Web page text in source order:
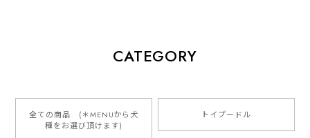
2026/01/16
とっても可愛くて、わんちゃんの名前や電話番号も分か
りやすくて最高です！ ありがとうございました❁⃘*.ﾟ
ご縁がありましたら、またよろしくお願いいたします。
CATEGORY
全ての商品 (＊MENUから犬
種をお選び頂けます)
トイプードル